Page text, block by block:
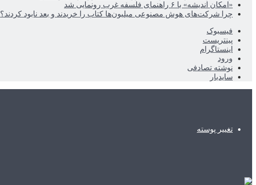
«امکان اندیشه» با ۶ راهنمای فلسفه غرب رونمایی شد
چرا شرکت‌های هوش مصنوعی میلیون‌ها کتاب را خریدند و بعد نابود کردند؟
فیسبوک
پینتریست
اینستاگرام
ورود
نوشته تصادفی
سایدبار
تغییر پوسته